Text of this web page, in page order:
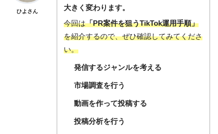
ひよさん
大きく変わります。
今回は「PR案件を狙うTikTok運用手順」
を紹介するので、ぜひ確認してみてくださ
い。
発信するジャンルを考える
市場調査を行う
動画を作って投稿する
投稿分析を行う